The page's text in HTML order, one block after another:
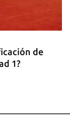
de
1?